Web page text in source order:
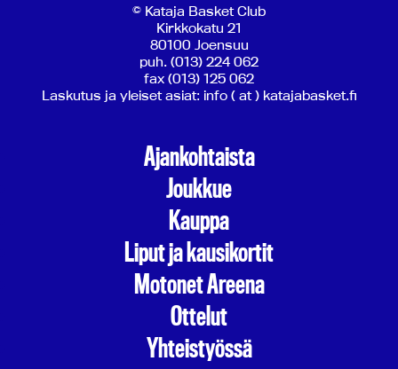
© Kataja Basket Club
Kirkkokatu 21
80100 Joensuu
puh. (013) 224 062
fax (013) 125 062
Laskutus ja yleiset asiat: info ( at ) katajabasket.fi
Ajankohtaista
Joukkue
Kauppa
Liput ja kausikortit
Motonet Areena
Ottelut
Yhteistyössä